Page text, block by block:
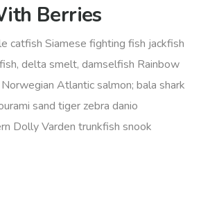
Berries
catfish Siamese fighting fish jackfish
delta smelt, damselfish Rainbow
Atlantic salmon; bala shark
sand tiger zebra danio
Dolly Varden trunkfish snook